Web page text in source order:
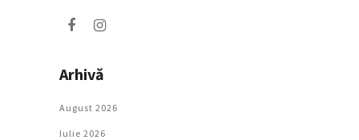
Arhivă
August 2026
Iulie 2026